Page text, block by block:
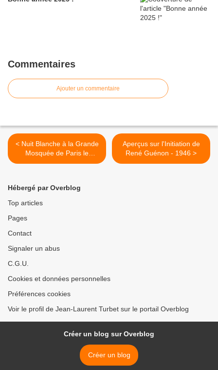
Commentaires
Ajouter un commentaire
< Nuit Blanche à la Grande
Mosquée de Paris le
samedi 6 juin 2026 de 21h
Aperçus sur l'Initiation de
René Guénon - 1946 >
Hébergé par Overblog
Top articles
Pages
Contact
Signaler un abus
C.G.U.
Cookies et données personnelles
Préférences cookies
Voir le profil de Jean-Laurent Turbet sur le portail Overblog
Créer un blog sur Overblog
Créer un blog